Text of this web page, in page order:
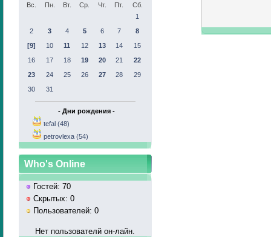
Вс.
Пн. Вт. Ср. Чт. Пт.
Сб.
1
2
3 4 5 6 7
8
[9]
10 11 12 13 14
15
16
17 18 19 20 21
22
23
24 25 26 27 28
29
30
31
- Дни рождения -
tefal (48)
petrovlexa (54)
Who's Online
Гостей: 70
Скрытых: 0
Пользователей: 0
Нет пользователй он-лайн.